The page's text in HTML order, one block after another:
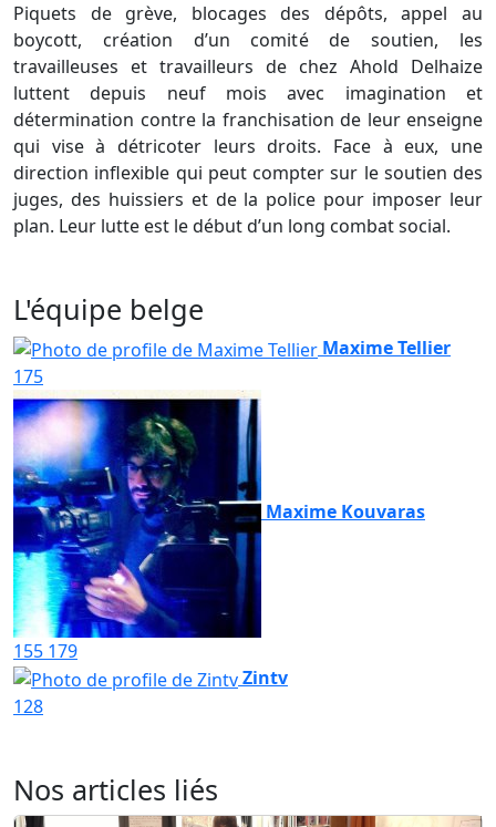
Piquets de grève, blocages des dépôts, appel au
boycott, création d’un comité de soutien, les
travailleuses et travailleurs de chez Ahold Delhaize
luttent depuis neuf mois avec imagination et
détermination contre la franchisation de leur enseigne
qui vise à détricoter leurs droits. Face à eux, une
direction inflexible qui peut compter sur le soutien des
juges, des huissiers et de la police pour imposer leur
plan. Leur lutte est le début d’un long combat social.
L'équipe belge
Maxime Tellier
175
Maxime Kouvaras
155 179
Zintv
128
Nos articles liés